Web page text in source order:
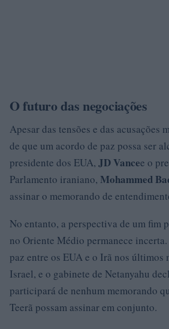
O futuro das negociações
Apesar das tensões e das acusações
de que um acordo de paz possa ser
presidente dos EUA, JD Vancee o
Parlamento iraniano, Mohammed
assinar o memorando de
No entanto, a perspectiva de um fim
no Oriente Médio permanece
paz entre os EUA e o Irã nos últimos
Israel, e o gabinete de Netanyahu
participará de nenhum memorando
Teerã possam assinar em conjunto.